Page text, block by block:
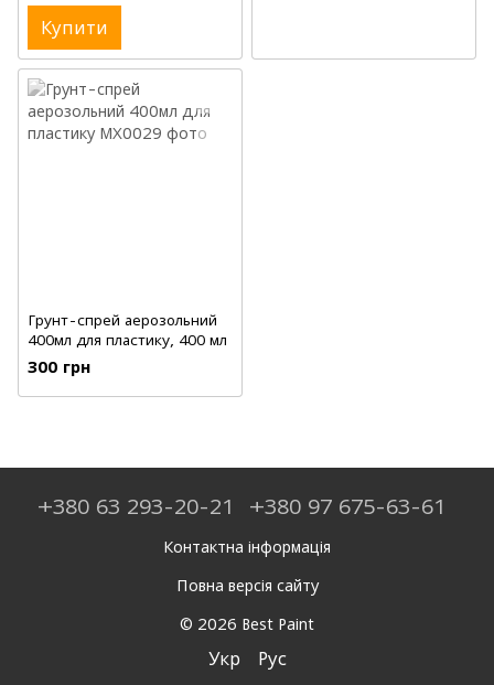
Купити
Грунт-спрей аерозольний
400мл для пластику, 400 мл
300 грн
+380 63 293-20-21 +380 97 675-63-61
Контактна інформація
Повна версія сайту
© 2026 Best Paint
Укр Рус